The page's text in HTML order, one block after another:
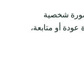
شخصية
عودة أو متابعة،